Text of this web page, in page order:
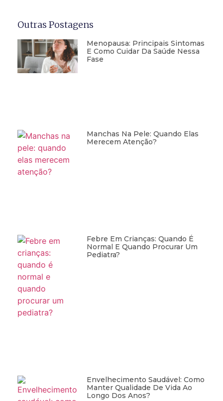
Outras Postagens
Menopausa: Principais Sintomas
E Como Cuidar Da Saúde Nessa
Fase
Manchas Na Pele: Quando Elas
Merecem Atenção?
Febre Em Crianças: Quando É
Normal E Quando Procurar Um
Pediatra?
Envelhecimento Saudável: Como
Manter Qualidade De Vida Ao
Longo Dos Anos?